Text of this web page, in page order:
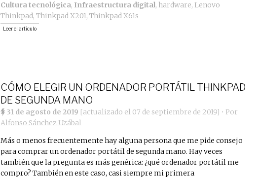
Cultura tecnológica, Infraestructura digital, hardware, Lenovo
Thinkpad, Thinkpad X201, Thinkpad X61s
Leer el artículo
CÓMO ELEGIR UN ORDENADOR PORTÁTIL THINKPAD
DE SEGUNDA MANO
31 de agosto de 2019 [actualizado el 07 de septiembre de 2019] • Por
Alfonso Sánchez Uzábal
Más o menos frecuentemente hay alguna persona que me pide consejo
para comprar un ordenador portátil de segunda mano. Hay veces
también que la pregunta es más genérica: ¿qué ordenador portátil me
compro? También en este caso, casi siempre mi primera